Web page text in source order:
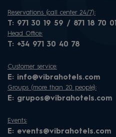
Reservations (call center 24/7):
T: 971 30 19 59 / 871 18 70 01
Head Office:
T: +34 971 30 40 78
Customer service:
E: info@vibrahotels.com
Groups (more than 20 people):
E: grupos@vibrahotels.com
Events:
E: events@vibrahotels.com